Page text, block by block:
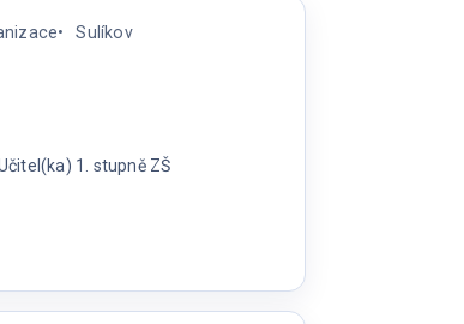
Sulíkov
1. stupně ZŠ